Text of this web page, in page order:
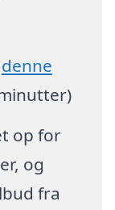
denne
op for
og
fra